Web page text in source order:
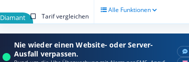
Alle Funktionen
Diamant
Tarif vergleichen
Nie wieder einen Website- oder Server-
Ausfall verpassen.